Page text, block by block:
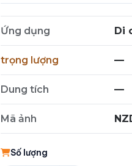
Ứng dụng Di
trọng lượng —
Dung tích —
Mã ảnh
Số lượng